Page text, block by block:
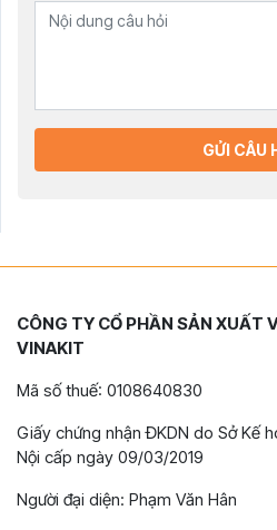
GỬI CÂU
CÔNG TY CỔ PHẦN SẢN XUẤT
VINAKIT
Mã số thuế: 0108640830
Giấy chứng nhận ĐKDN do Sở Kế
Nội cấp ngày 09/03/2019
Người đại diện: Phạm Văn Hân